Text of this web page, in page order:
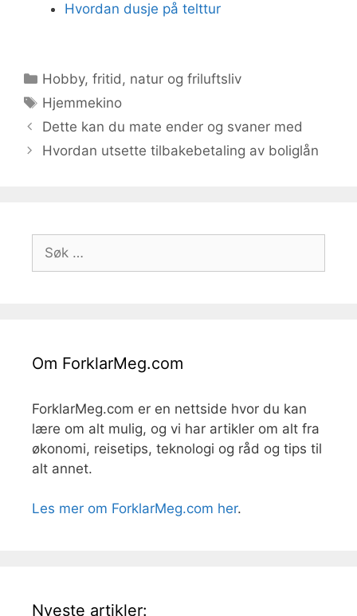
Hvordan dusje på telttur
Kategorier
Hobby, fritid, natur og friluftsliv
Stikkord
Hjemmekino
Dette kan du mate ender og svaner med
Hvordan utsette tilbakebetaling av boliglån
etter:
Om ForklarMeg.com
ForklarMeg.com er en nettside hvor du kan
lære om alt mulig, og vi har artikler om alt fra
økonomi, reisetips, teknologi og råd og tips til
alt annet.
Les mer om ForklarMeg.com her.
Nyeste artikler: